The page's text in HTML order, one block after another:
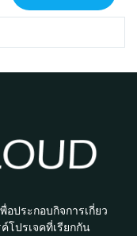
อประกอบกิจการเกี่ยว
โปรเจคที่เรียกกัน